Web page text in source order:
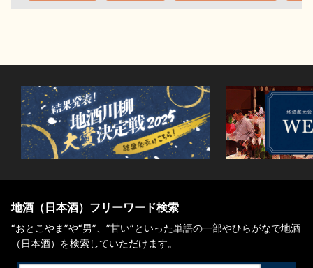
地酒（日本酒）フリーワード検索
“おとこやま”や“男”、”甘い”といった単語の一部やひらがなで地酒
（日本酒）を検索していただけます。